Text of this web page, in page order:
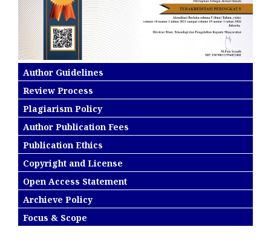
Author Guidelines
Review Process
Plagiarism Policy
Author Publication Fees
Publication Ethics
Copyright and License
Open Access Statement
Archieve Policy
Focus & Scope